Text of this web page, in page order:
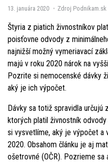
13. januára 2020 Zdroj Podnikam.sk
Štyria z piatich živnostníkov
poisťovne odvody z
najnižší možný vymeriavací
majú v roku 2020 nárok na
Pozrite si nemocenské dávky
aký je ich výpočet.
Dávky sa totiž spravidla určujú
ktorých platil živnostník
si vysvetlíme, aký je výpočet a
2020. Obsahom článku je aj
ošetrovné (OČR). Pozrieme sa